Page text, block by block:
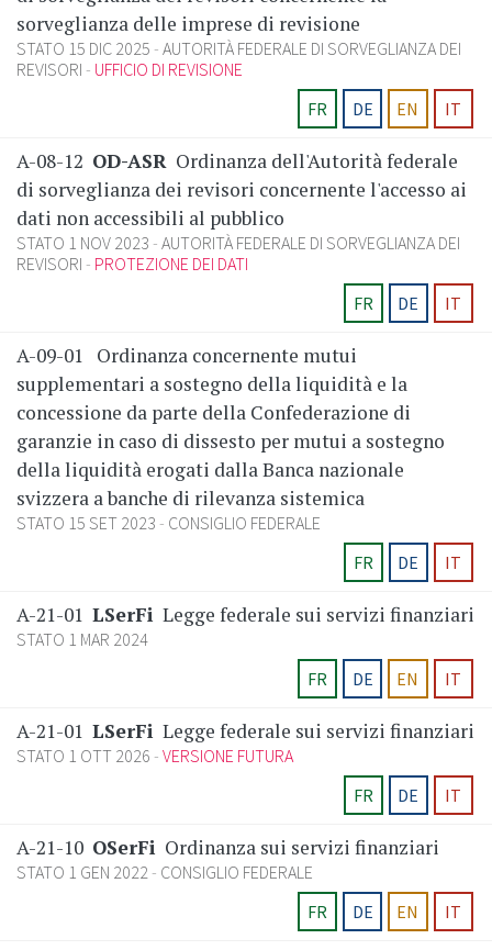
sorveglianza delle imprese di revisione
STATO 15 DIC 2025 AUTORITÀ FEDERALE DI SORVEGLIANZA DEI
REVISORI
UFFICIO DI REVISIONE
FR
DE EN IT
A-08-12 OD-ASR Ordinanza dell'Autorità federale
di sorveglianza dei revisori concernente l'accesso ai
dati non accessibili al pubblico
STATO 1 NOV 2023 AUTORITÀ FEDERALE DI SORVEGLIANZA DEI
REVISORI
PROTEZIONE DEI DATI
FR
DE IT
A-09-01
Ordinanza concernente mutui
supplementari a sostegno della liquidità e la
concessione da parte della Confederazione di
garanzie in caso di dissesto per mutui a sostegno
della liquidità erogati dalla Banca nazionale
svizzera a banche di rilevanza sistemica
STATO 15 SET 2023
CONSIGLIO FEDERALE
FR
DE IT
A-21-01 LSerFi Legge federale sui servizi finanziari
STATO 1 MAR 2024
FR
DE EN IT
A-21-01 LSerFi Legge federale sui servizi finanziari
STATO 1 OTT 2026 VERSIONE FUTURA
FR
DE IT
A-21-10 OSerFi Ordinanza sui servizi finanziari
STATO 1 GEN 2022 CONSIGLIO FEDERALE
FR
DE EN IT